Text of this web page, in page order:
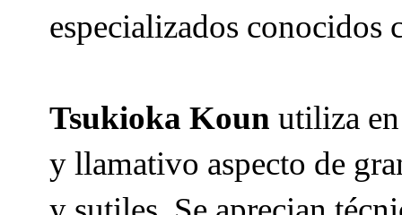
especializados conocidos
Tsukioka Koun utiliza en
y llamativo aspecto de